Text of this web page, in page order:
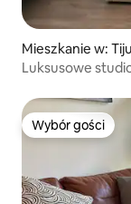
Mieszkanie w:
Luksusowe
Wybór gości
Wybór gości